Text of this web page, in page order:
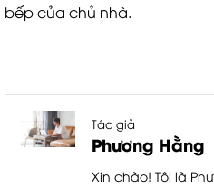
bếp của chủ nhà.
Tác giả
Phương Hằng
Xin chào! Tôi là